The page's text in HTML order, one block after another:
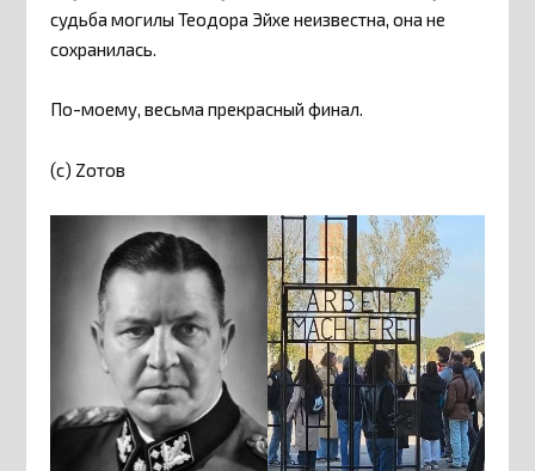
судьба могилы Теодора Эйхе неизвестна, она не
сохранилась.
По-моему, весьма прекрасный финал.
(с) Zотов